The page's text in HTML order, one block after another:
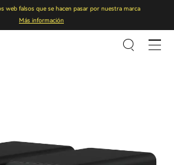
web falsos que se hacen pasar por nuestra marca
Más información